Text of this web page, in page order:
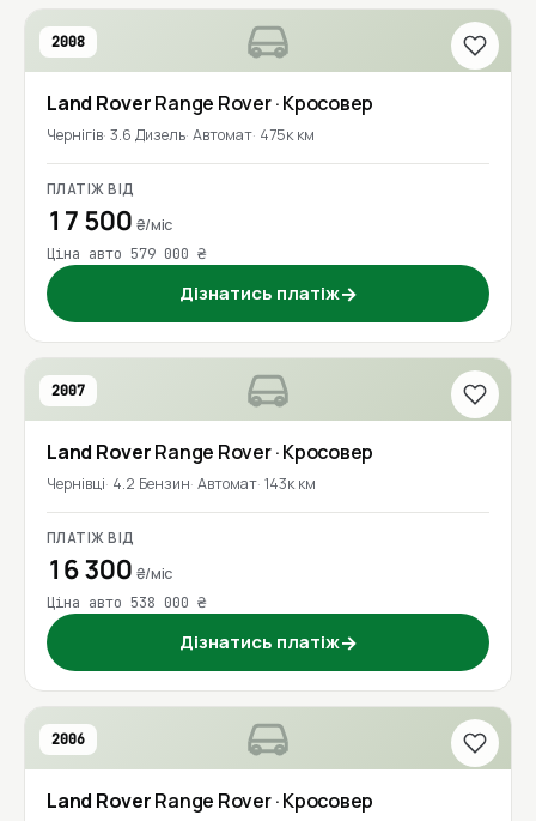
2008
Land RoverRange Rover· Кросовер
Чернігів 3.6 Дизель Автомат 475к км
ПЛАТІЖ ВІД
17 500 ₴/міс
Ціна авто 579 000 ₴
Дізнатись платіж→
2007
Land RoverRange Rover· Кросовер
Чернівці 4.2 Бензин Автомат 143к км
ПЛАТІЖ ВІД
16 300 ₴/міс
Ціна авто 538 000 ₴
Дізнатись платіж→
2006
Land RoverRange Rover· Кросовер